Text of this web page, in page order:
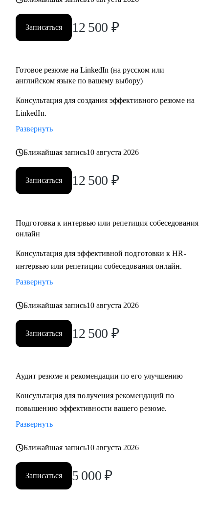
Записаться 12 500 ₽
Готовое резюме на LinkedIn (на русском или
английском языке по вашему выбору)
Консультация для создания эффективного резюме на
LinkedIn.
Развернуть
Ближайшая запись10 августа 2026
Записаться 12 500 ₽
Подготовка к интервью или репетиция собеседования
онлайн
Консультация для эффективной подготовки к HR-
интервью или репетиции собеседования онлайн.
Развернуть
Ближайшая запись10 августа 2026
Записаться 12 500 ₽
Аудит резюме и рекомендации по его улучшению
Консультация для получения рекомендаций по
повышению эффективности вашего резюме.
Развернуть
Ближайшая запись10 августа 2026
Записаться 5 000 ₽